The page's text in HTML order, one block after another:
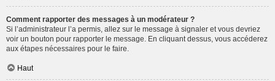
Comment rapporter des messages à un modérateur ?
Si l’administrateur l’a permis, allez sur le message à signaler et vous devriez
voir un bouton pour rapporter le message. En cliquant dessus, vous accéderez
aux étapes nécessaires pour le faire.
Haut